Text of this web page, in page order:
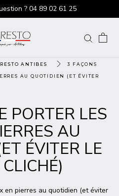
? 04 89 02 61 25
ANTIBES 3 FAÇONS
AU QUOTIDIEN (ET ÉVITER
PORTER LES
AU
ÉVITER LE